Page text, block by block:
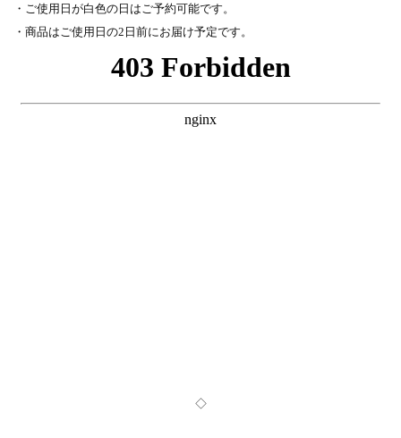
・ご使用日が白色の日はご予約可能です。
・商品はご使用日の2日前にお届け予定です。
◇